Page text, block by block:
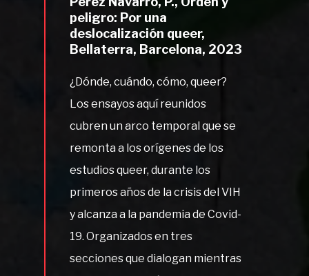
peligro: Por una
deslocalización queer,
Bellaterra, Barcelona, 2023
¿Dónde, cuándo, cómo, queer?
Los ensayos aquí reunidos
cubren un arco temporal que se
remonta a los orígenes de los
estudios queer, durante los
primeros años de la crisis del VIH
y alcanza a la pandemia de Covid-
19. Organizados en tres
secciones que dialogan mientras